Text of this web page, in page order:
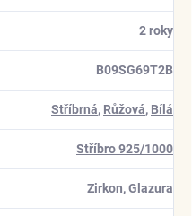
2 roky
B09SG69T2B
Stříbrná, Růžová, Bílá
Stříbro 925/1000
Zirkon,Glazura